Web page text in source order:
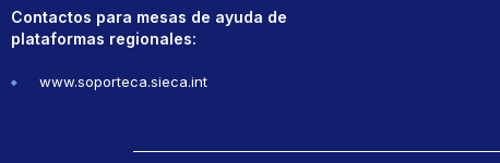
Contactos para mesas de ayuda de
plataformas regionales:
www.soporteca.sieca.int